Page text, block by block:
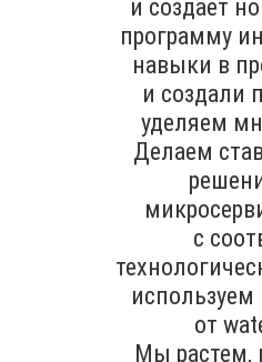
и создает
программу
навыки в
и создали
уделяем
Делаем
с
от
Мы растем,